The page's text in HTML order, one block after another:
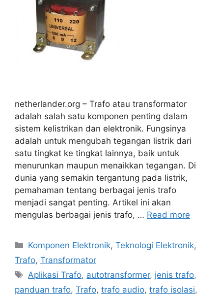
netherlander.org – Trafo atau transformator
adalah salah satu komponen penting dalam
sistem kelistrikan dan elektronik. Fungsinya
adalah untuk mengubah tegangan listrik dari
satu tingkat ke tingkat lainnya, baik untuk
menurunkan maupun menaikkan tegangan. Di
dunia yang semakin tergantung pada listrik,
pemahaman tentang berbagai jenis trafo
menjadi sangat penting. Artikel ini akan
mengulas berbagai jenis trafo, … Read more
Categories
Komponen Elektronik,Teknologi Elektronik,
Trafo, Transformator
Tags
Aplikasi Trafo, autotransformer, jenis trafo,
panduan trafo, Trafo, trafo audio, trafo isolasi,